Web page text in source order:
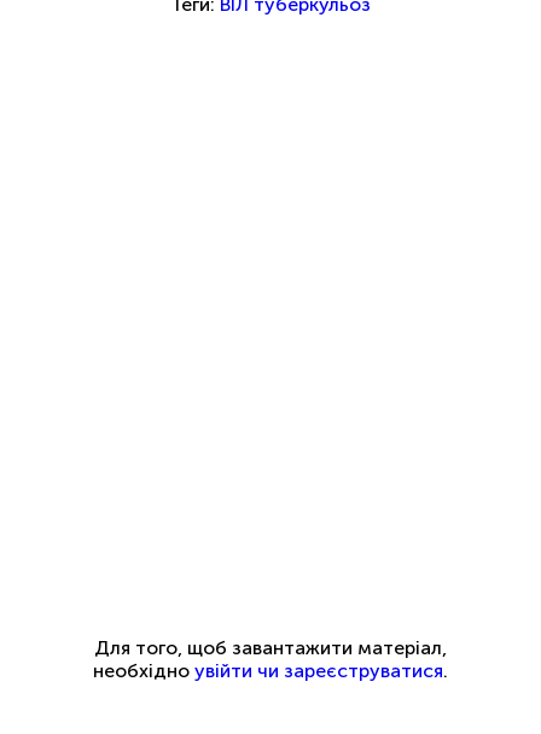
Для того, щоб завантажити матеріал,
необхідно увійти чи зареєструватися.